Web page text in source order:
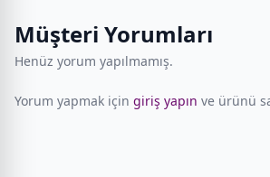
Müşteri Yorumları
Henüz yorum yapılmamış.
Yorum yapmak için giriş yapın ve ürünü